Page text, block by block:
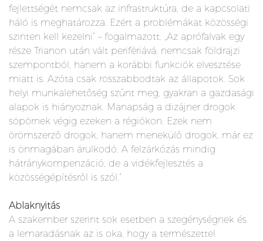
fejlettségét nemcsak az infrastruktúra, de a kapcsolati
háló is meghatározza. Ezért a problémákat közösségi
szinten kell kezelni” – fogalmazott. „Az aprófalvak egy
része Trianon után vált perifériává; nemcsak földrajzi
szempontból, hanem a korábbi funkciók elvesztése
miatt is. Azóta csak rosszabbodtak az állapotok. Sok
helyi munkalehetőség szűnt meg, gyakran a gazdasági
alapok is hiányoznak. Manapság a dizájner drogok
söpörnek végig ezeken a régiókon. Ezek nem
örömszerző drogok, hanem menekülő drogok, már ez
is önmagában árulkodó. A felzárkózás mindig
hátránykompenzáció, de a vidékfejlesztés a
közösségépítésről is szól.”
Ablaknyitás
A szakember szerint sok esetben a szegénységnek és
a lemaradásnak az is oka, hogy a természettel